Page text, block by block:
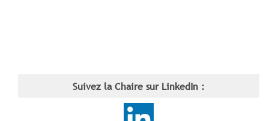
Suivez la Chaire sur LinkedIn :